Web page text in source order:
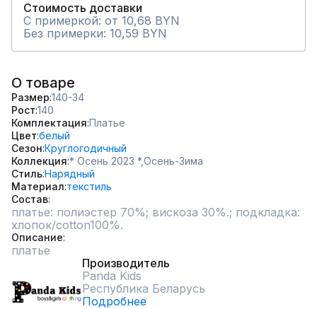
Стоимость доставки
С примеркой: от 10,68 BYN
Без примерки: 10,59 BYN
О товаре
Размер 140-34
Рост 140
Комплектация Платье
Цвет белый
Сезон Круглогодичный
Коллекция * Осень 2023 *,Осень-Зима
СтильНарядный
Материал текстиль
Состав
платье: полиэстер 70%; вискоза 30%.; подкладка:
хлопок/cotton100%.
Описание
платье
Производитель
Panda Kids
Республика Беларусь
Подробнее